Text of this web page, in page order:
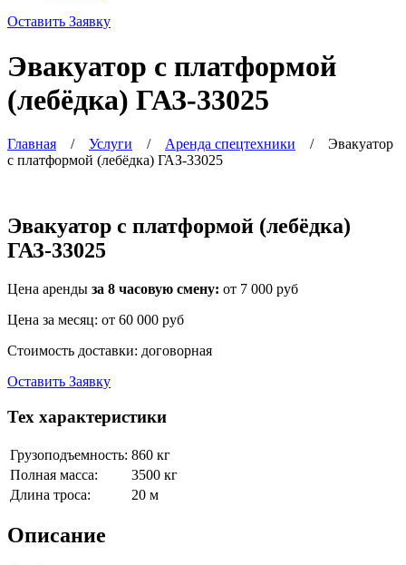
Оставить Заявку
Эвакуатор с платформой
(лебёдка) ГАЗ-33025
Главная / Услуги / Аренда спецтехники / Эвакуатор
с платформой (лебёдка) ГАЗ-33025
Эвакуатор с платформой (лебёдка)
ГАЗ-33025
Цена аренды за 8 часовую смену: от 7 000 руб
Цена за месяц: от 60 000 руб
Стоимость доставки: договорная
Оставить Заявку
Тех характеристики
Грузоподъемность: 860 кг
Полная масса:
3500 кг
Длина троса:
20 м
Описание